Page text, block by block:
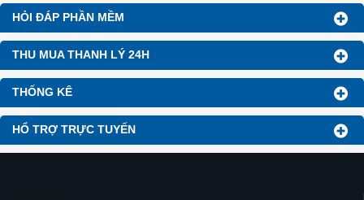
HỎI ĐÁP PHẦN MỀM
THU MUA THANH LÝ 24H
THỐNG KÊ
HỔ TRỢ TRỰC TUYẾN